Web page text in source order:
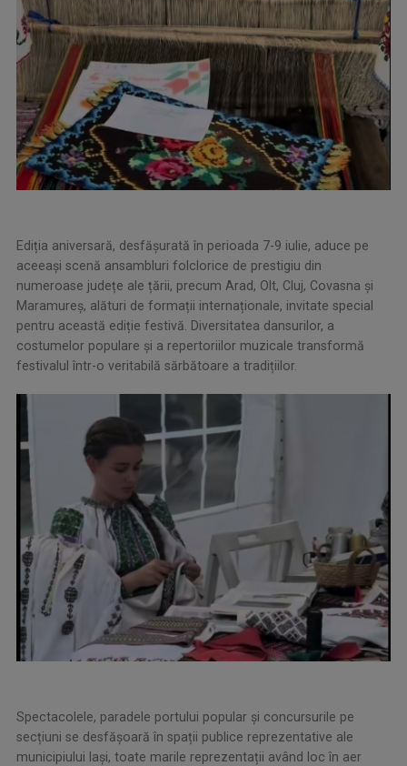
Ediția aniversară, desfășurată în perioada 7-9 iulie, aduce pe
aceeași scenă ansambluri folclorice de prestigiu din
numeroase județe ale țării, precum Arad, Olt, Cluj, Covasna și
Maramureș, alături de formații internaționale, invitate special
pentru această ediție festivă. Diversitatea dansurilor, a
costumelor populare și a repertoriilor muzicale transformă
festivalul într-o veritabilă sărbătoare a tradițiilor.
Spectacolele, paradele portului popular și concursurile pe
secțiuni se desfășoară în spații publice reprezentative ale
municipiului Iași, toate marile reprezentații având loc în aer